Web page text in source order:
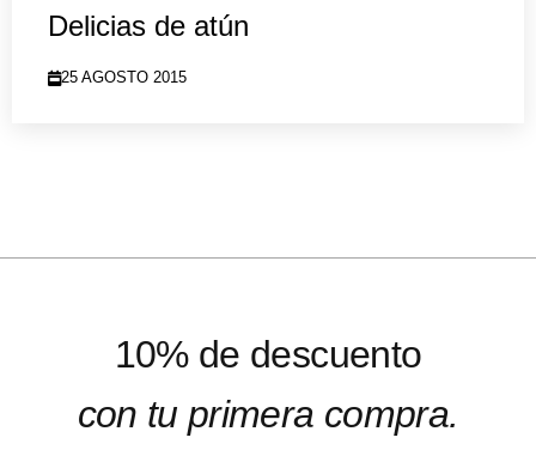
Delicias de atún
25 AGOSTO 2015
10% de descuento
con tu primera compra.